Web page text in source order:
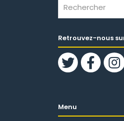
Retrouvez-nous
Menu